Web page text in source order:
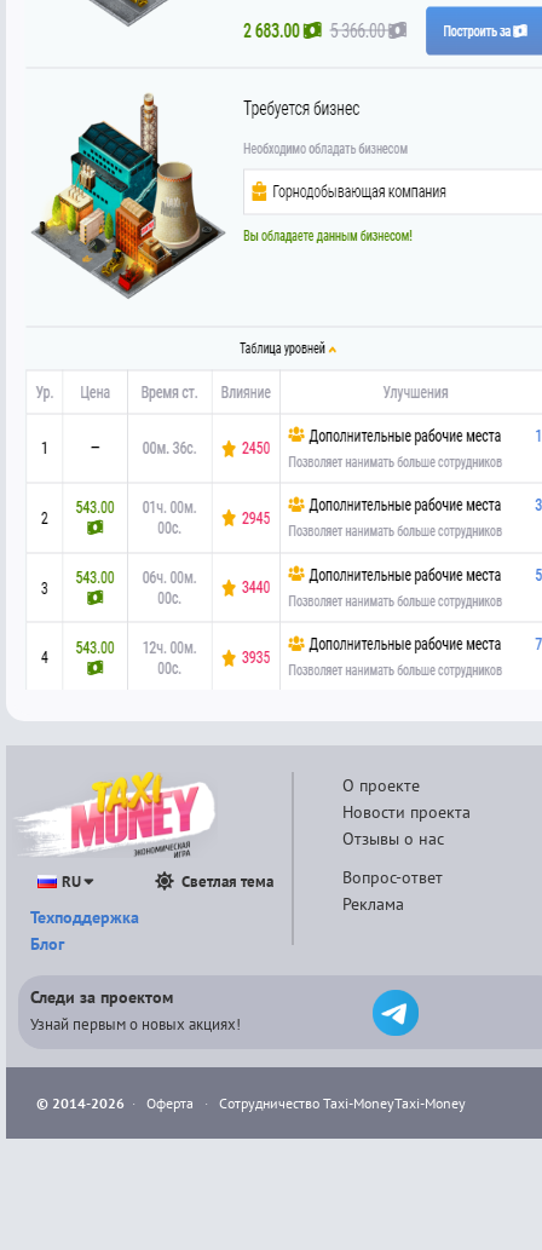
О проекте
Новости проекта
Отзывы о нас
Вопрос-ответ
Реклама
RU Светлая тема
Техподдержка
Блог
Следи за проектом
Узнай первым о новых акциях!
© 2014-2026 · Оферта · Сотрудничество Taxi-MoneyTaxi-Money